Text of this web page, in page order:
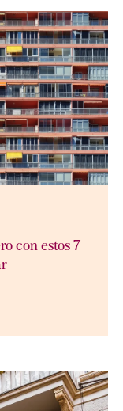
con estos 7